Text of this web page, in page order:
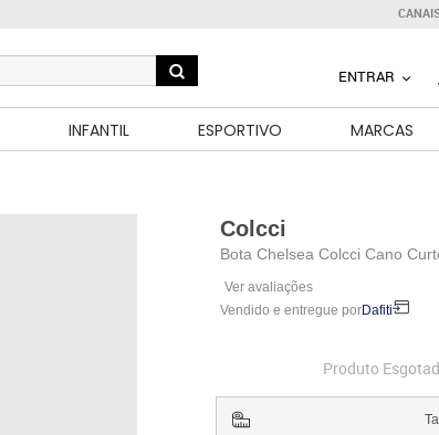
ENTRAR
INFANTIL ESPORTIVO MARCAS
Colcci
Bota Chelsea Colcci Cano
Ver avaliações
Vendido e entregue porDafiti
Produto